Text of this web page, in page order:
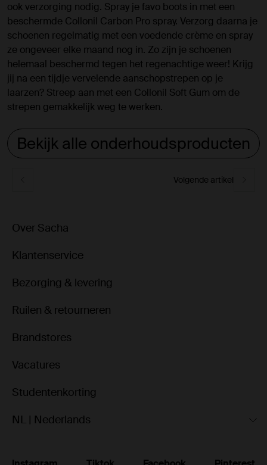
ook verzorging nodig. Spray je favo boots in met een
beschermde Collonil Carbon Pro spray. Verzorg daarna je
schoenen regelmatig met een voedende crème en spray
ze ongeveer elke maand nog in. Zo zijn je schoenen
helemaal beschermd tegen het regenachtige weer! Krijg
jij na een tijdje vervelende aanschopstrepen op je
laarzen? Streep aan met een Collonil Soft Gum om de
strepen gemakkelijk weg te werken.
Bekijk alle onderhoudsproducten
Volgende artikel
Over Sacha
Klantenservice
Bezorging & levering
Ruilen & retourneren
Brandstores
Vacatures
Studentenkorting
NL | Nederlands